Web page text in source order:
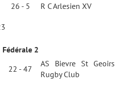
26 - 5 R C Arlesien XV
Fédérale 2
22 - 47
AS Bievre St Geoirs
Rugby Club